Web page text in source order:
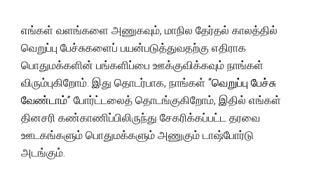
எங்கள் வளங்களை அணுகவும், மாநில தேர்தல் காலத்தில்
வெறுப்பு பேச்சுகளைப் பயன்படுத்துவதற்கு எதிராக
பொதுமக்களின் பங்களிப்பை ஊக்குவிக்கவும் நாங்கள்
விரும்புகிறோம். இது தொடர்பாக, நாங்கள் “வெறுப்பு பேச்சு
வேண்டாம்” போர்ட்டலைத் தொடங்குகிறோம், இதில் எங்கள்
தினசரி கண்காணிப்பிலிருந்து சேகரிக்கப்பட்ட தரவை
ஊடகங்களும் பொதுமக்களும் அணுகும் டாஷ்போர்டு
அடங்கும்.